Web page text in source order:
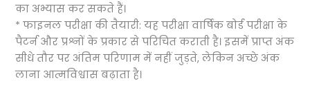
का अभ्यास कर सकते हैं।
* फाइनल परीक्षा की तैयारी: यह परीक्षा वार्षिक बोर्ड परीक्षा के
पैटर्न और प्रश्नों के प्रकार से परिचित कराती है। इसमें प्राप्त अंक
सीधे तौर पर अंतिम परिणाम में नहीं जुड़ते, लेकिन अच्छे अंक
लाना आत्मविश्वास बढ़ाता है।